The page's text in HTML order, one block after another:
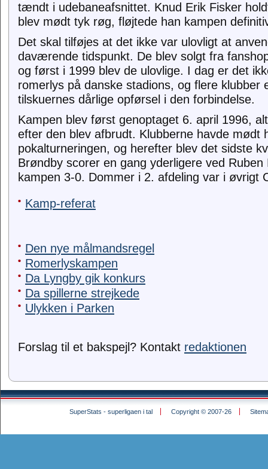
tændt i udebaneafsnittet. Knud Erik Fisker
blev mødt tyk røg, fløjtede han kampen
Det skal tilføjes at det ikke var ulovligt at
daværende tidspunkt. De blev solgt fra
og først i 1999 blev de ulovlige. I dag er det
romerlys på danske stadions, og flere klubber
tilskuernes dårlige opførsel i den forbindelse.
Kampen blev først genoptaget 6. april 1996,
efter den blev afbrudt. Klubberne havde mødt
pokalturneringen, og herefter blev det sidste
Brøndby scorer en gang yderligere ved Ruben
kampen 3-0. Dommer i 2. afdeling var i øvrigt
Kamp-referat
Den nye målmandsregel
Romerlyskampen
Da Lyngby gik konkurs
Da spillerne strejkede
Ulykken i Parken
Forslag til et bakspejl? Kontakt redaktionen
SuperStats - superligaen i tal Copyright © 2007-26